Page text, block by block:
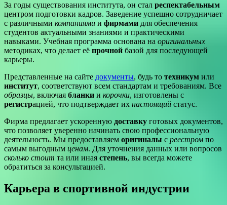
За годы существования института, он стал респектабельным
центром подготовки кадров. Заведение успешно сотрудничает
с различными компаниями и фирмами для обеспечения
студентов актуальными знаниями и практическими
навыками. Учебная программа основана на оригинальных
методиках, что делает её прочной базой для последующей
карьеры.
Представленные на сайте документы, будь то техникум или
институт, соответствуют всем стандартам и требованиям. Все
образцы, включая бланки и корочки, изготовлены с
регистрацией, что подтверждает их настоящий статус.
Фирма предлагает ускоренную доставку готовых документов,
что позволяет уверенно начинать свою профессиональную
деятельность. Мы предоставляем оригиналы с реестром по
самым выгодным ценам. Для уточнения данных или вопросов
сколько стоит та или иная степень, вы всегда можете
обратиться за консультацией.
Карьера в спортивной индустрии